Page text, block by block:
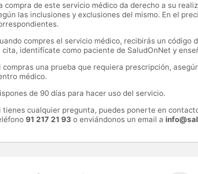
compra de este servicio médico da derecho a su
las inclusiones y exclusiones del mismo. En el
compres el servicio médico, recibirás un código
cita, identifícate como paciente de SaludOnNet y
compras una prueba que requiera prescripción,
médico.
de 90 días para hacer uso del servicio.
tienes cualquier pregunta, puedes ponerte en
91 217 21 93 o enviándonos un email a